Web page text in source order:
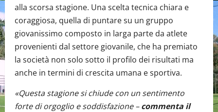
alla scorsa stagione. Una scelta tecnica chiara e
coraggiosa, quella di puntare su un gruppo
giovanissimo composto in larga parte da atlete
provenienti dal settore giovanile, che ha premiato
la società non solo sotto il profilo dei risultati ma
anche in termini di crescita umana e sportiva.
«Questa stagione si chiude con un sentimento
forte di orgoglio e soddisfazione –commenta il